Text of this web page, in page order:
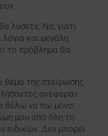
λύσετε; Να, γιατί
και μεγάλη
το πρόβλημα θα
της στείρωσης.
ανέφεραν
θέλω να πω μόνο:
μου από όλη τη
ειδικών. Δεν μπορεί